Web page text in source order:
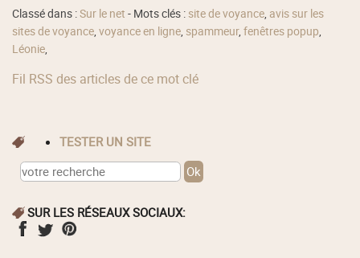
Classé dans :Sur le net - Mots clés : site de voyance, avis sur les
sites de voyance,voyance en ligne, spammeur,fenêtres popup,
Léonie,
Fil RSS des articles de ce mot clé
TESTER UN SITE
SUR LES RÉSEAUX SOCIAUX: